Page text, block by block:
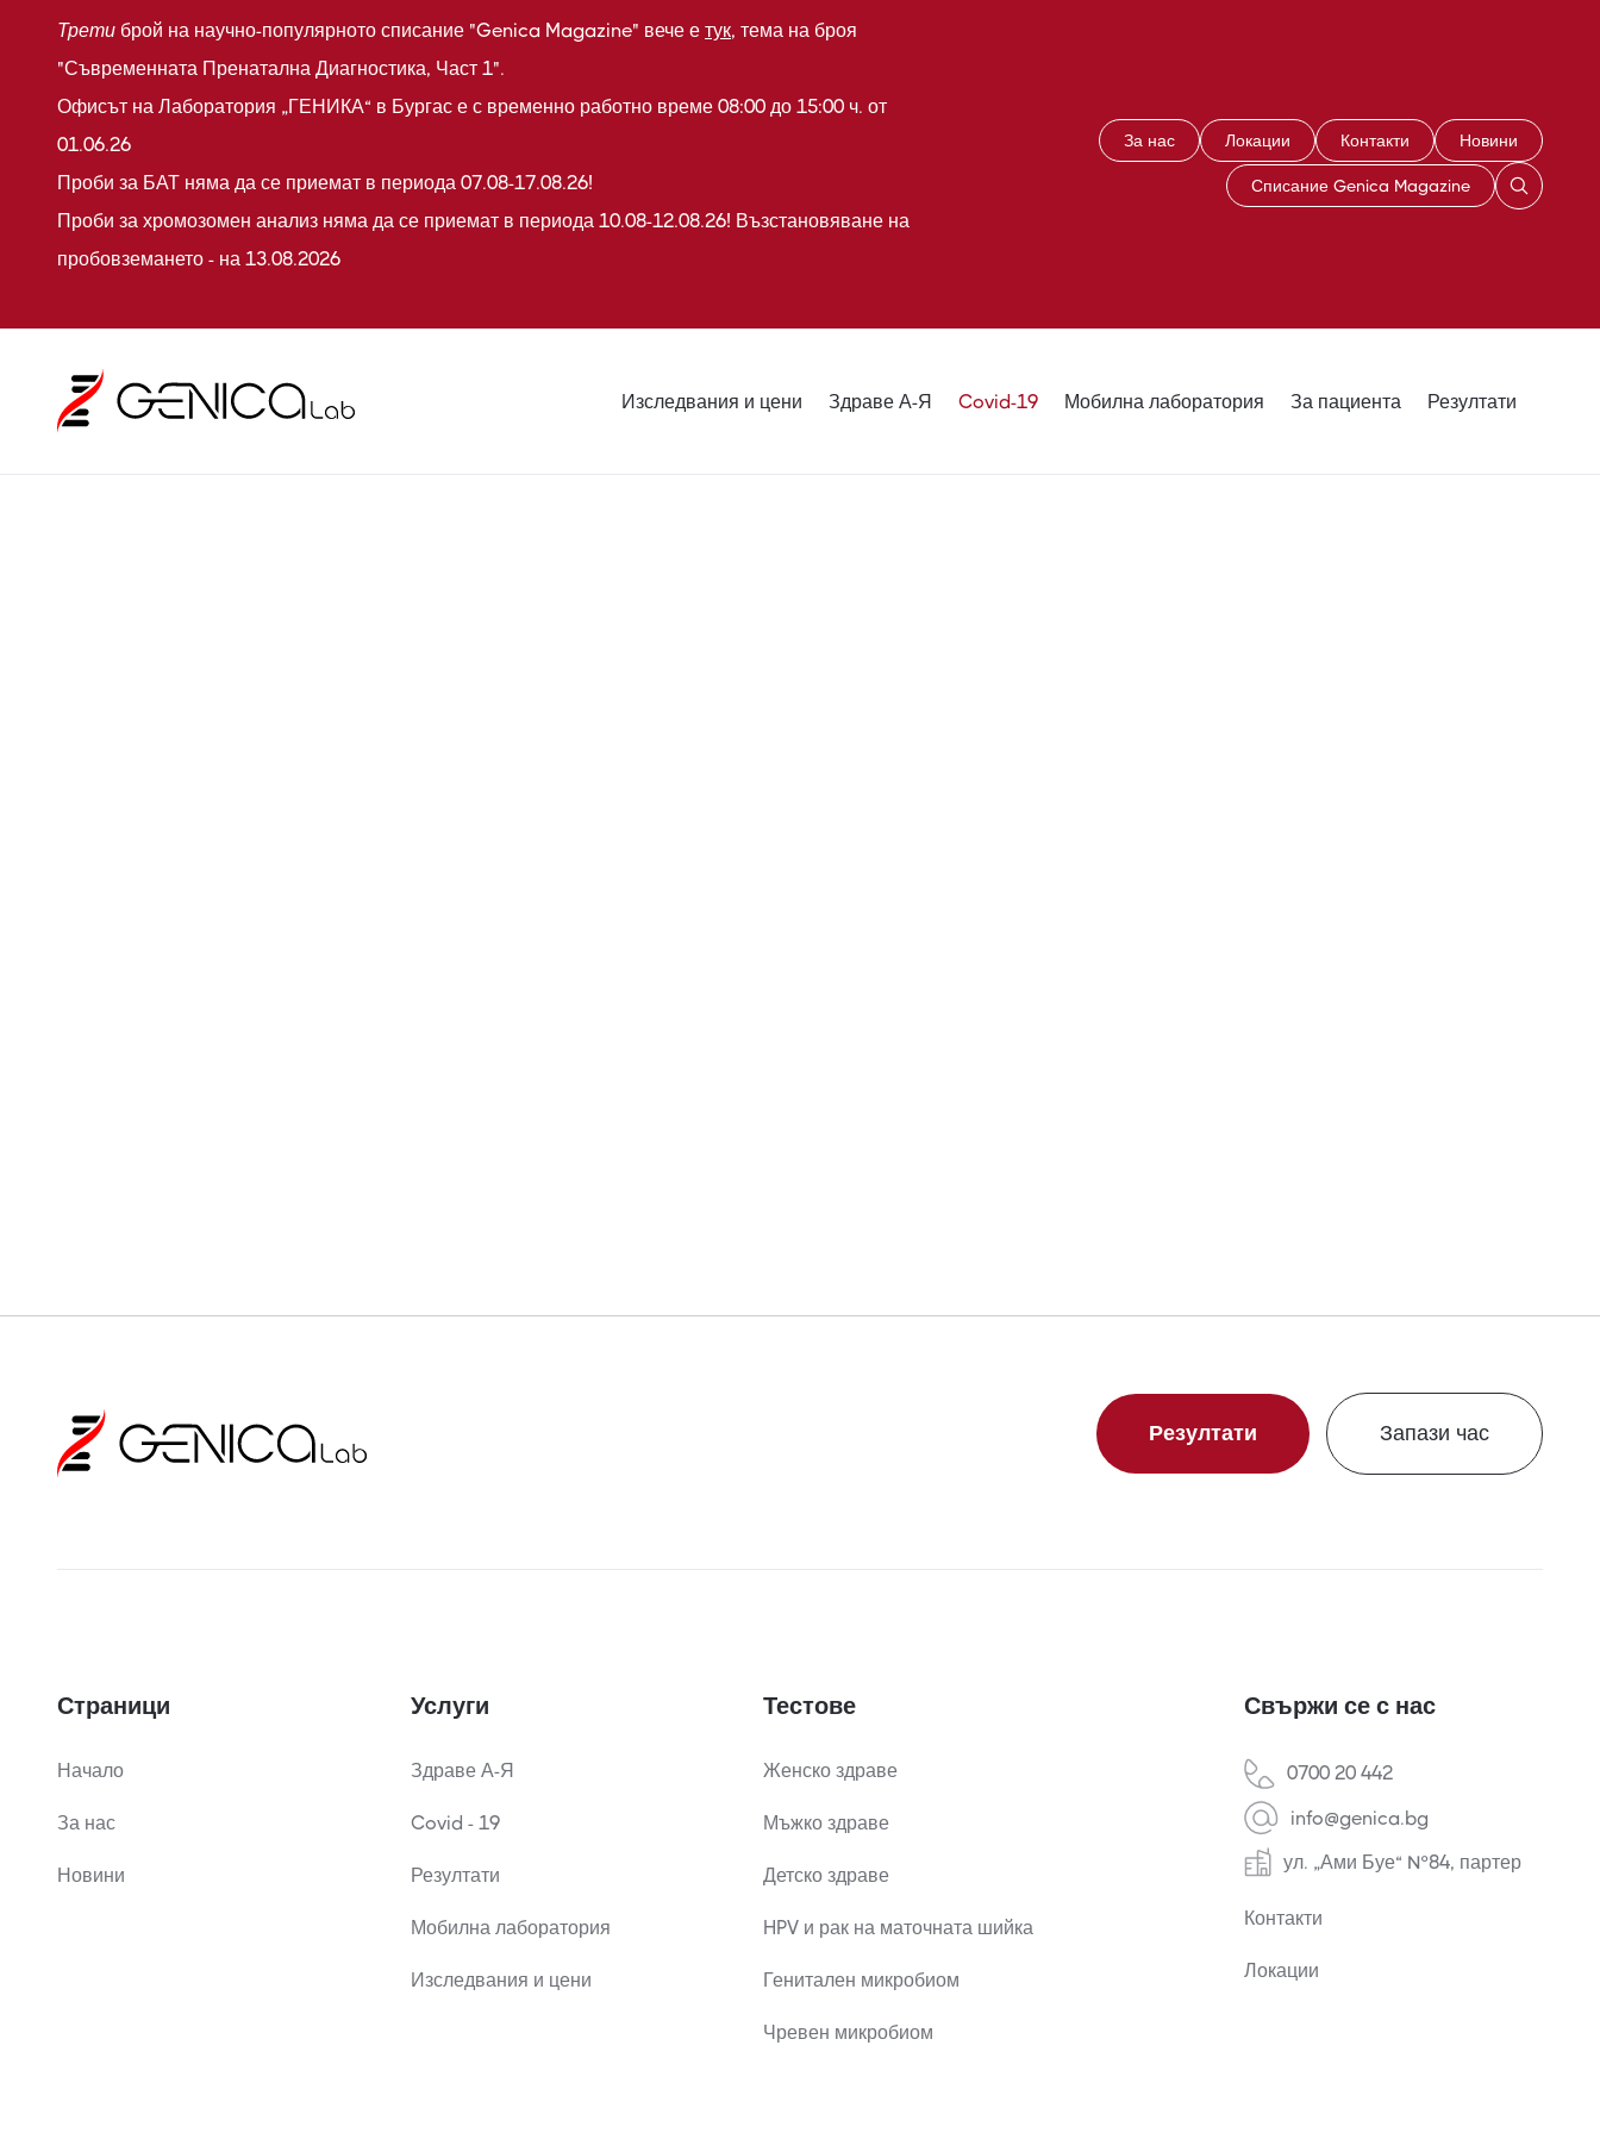
Трети брой на научно-популярното списание "Genica Magazine" вече е тук, тема на броя
"Съвременната Пренатална Диагностика, Част 1".
Офисът на Лаборатория „ГЕНИКА“ в Бургас е с временно работно време 08:00 до 15:00 ч. от
01.06.26
Проби за БАТ няма да се приемат в периода 07.08-17.08.26!
Проби за хромозомен анализ няма да се приемат в периода 10.08-12.08.26! Възстановяване на
пробовземането - на 13.08.2026
За нас Локации Контакти Новини
Списание Genica Magazine
Изследвания и цени Здраве А-Я Covid-19 Мобилна лаборатория За пациента Резултати
Резултати Запази час
Страници
Начало
За нас
Новини
Услуги
Здраве А-Я
Covid - 19
Резултати
Мобилна лаборатория
Изследвания и цени
Тестове
Женско здраве
Мъжко здраве
Детско здраве
HPV и рак на маточната шийка
Генитален микробиом
Чревен микробиом
Свържи се с нас
0700 20 442
info@genica.bg
ул. „Ами Буе“ №84, партер
Контакти
Локации